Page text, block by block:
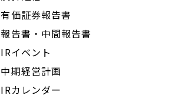
有価証券報告書
報告書・中間報告書
IRイベント
中期経営計画
IRカレンダー